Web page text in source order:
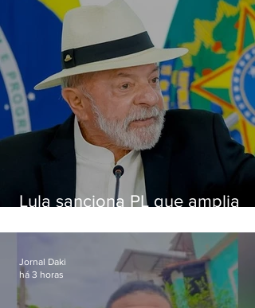
Lula sanciona PL que amplia
crianças
Jornal Daki
há 3 horas